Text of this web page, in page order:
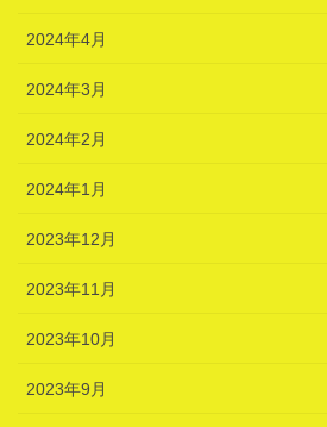
2024年4月
2024年3月
2024年2月
2024年1月
2023年12月
2023年11月
2023年10月
2023年9月